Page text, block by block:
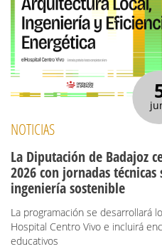
NOTICIAS
La Diputación de Badajoz
2026 con jornadas
ingeniería sostenible
La programación se desarrollará
Hospital Centro Vivo e incluirá
educativos